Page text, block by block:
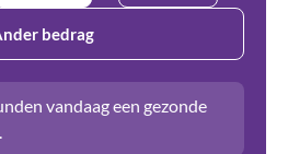
bedrag
vandaag een gezonde